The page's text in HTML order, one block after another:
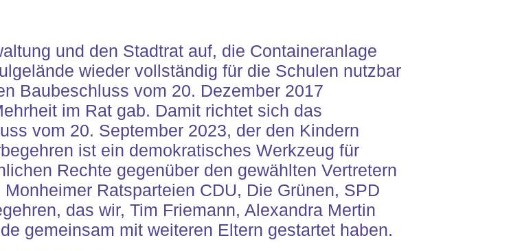
und den Stadtrat auf, die Containeranlage
wieder vollständig für die Schulen nutzbar
Baubeschluss vom 20. Dezember 2017
im Rat gab. Damit richtet sich das
vom 20. September 2023, der den Kindern
ist ein demokratisches Werkzeug für
Rechte gegenüber den gewählten Vertretern
Ratsparteien CDU, Die Grünen, SPD
das wir, Tim Friemann, Alexandra Mertin
gemeinsam mit weiteren Eltern gestartet haben.